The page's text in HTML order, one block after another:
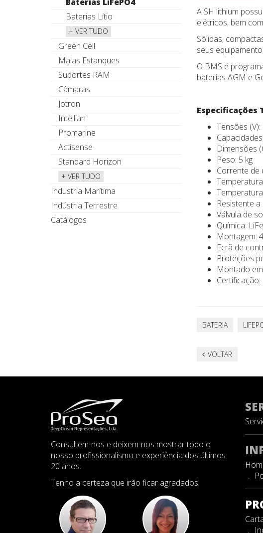
A SH lithium
elétricos, bem
Sólidas,
seus
O BMS é
baterias AGM e
Especificações
Tensões (V):
Dimensões
Peso: 5 kg
Corrente de
Resistente
Válvula de
Química:
Montagem:
Ecrã de
Proteções
Montado
Certificação:
BATERIA
VOLTAR
Baterias Lítio
+ VER TUDO
Green Cell
Malas Estanques
Suportes RAM
Câmaras
Jotron
Intellian
Promarine
Actisense
Standard Horizon
+ VER TUDO
Industria Marítima
Indústria Terrestre
Catálogos
Consultem-nos e deixem-nos mostrar todo o
nosso profissionalismo e experiência dos últimos
20 anos.
Tenho a certeza que irão ficar agradados!